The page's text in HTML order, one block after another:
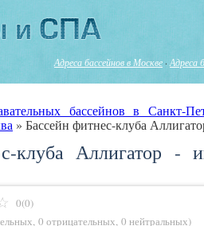
Адреса бассейнов в Москве · Адреса
бассейнов в Санкт-
» Бассейн фитнес-клуба
клуба Аллигатор -
0(0)
, 0 отрицательных, 0 нейтральных)